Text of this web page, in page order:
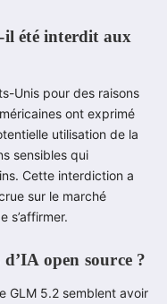
été interdit aux
Unis pour des raisons
ont exprimé
utilisation de la
sensibles qui
Cette interdiction a
sur le marché
s’affirmer.
open source ?
GLM 5.2 semblent avoir